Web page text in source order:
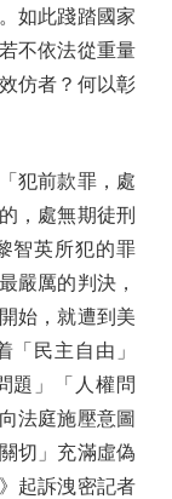
如此踐踏國家
不依法從重量
仿者？何以彰
犯前款罪，處
，處無期徒刑
智英所犯的罪
嚴厲的判決，
始，就遭到美
民主自由」
題」「人權問
法庭施壓意圖
切」充滿虛偽
起訴洩密記者